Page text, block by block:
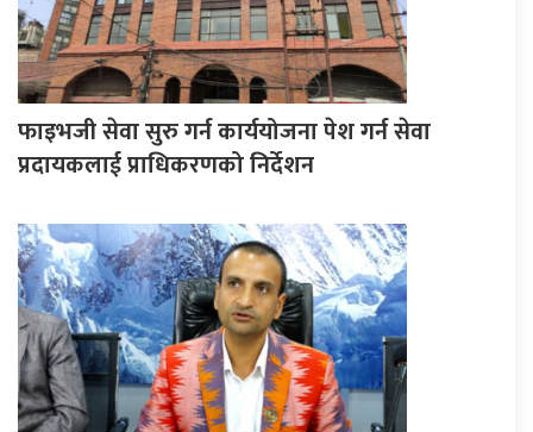
फाइभजी सेवा सुरु गर्न कार्ययोजना पेश गर्न सेवा
प्रदायकलाई प्राधिकरणको निर्देशन